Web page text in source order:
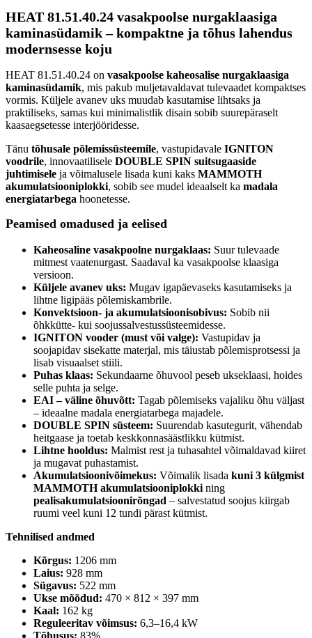
Uks avaneb:
Küljele
Kütus:
Puu
Soojasalvestus element:
Vastab normidele:
15a B–VG, Din +, BimschV 2
Garantii:
2 aastat
Energiaklass:
VÄHEM INFOT
HEAT 81.51.40.24 vasakpoolse nurgaklaasiga
kaminasüdamik – kompaktne ja tõhus lahendus
modernsesse koju
HEAT 81.51.40.24 on vasakpoolse kaheosalise nurgaklaasiga
kaminasüdamik, mis pakub muljetavaldavat tulevaadet kompaktses
vormis. Küljele avanev uks muudab kasutamise lihtsaks ja
praktiliseks, samas kui minimalistlik disain sobib suurepäraselt
kaasaegsetesse interjööridesse.
Tänu tõhusale põlemissüsteemile, vastupidavale IGNITON
voodrile, innovaatilisele DOUBLE SPIN suitsugaaside
juhtimisele ja võimalusele lisada kuni kaks MAMMOTH
akumulatsiooniplokki, sobib see mudel ideaalselt ka madala
energiatarbega hoonetesse.
Peamised omadused ja eelised
Kaheosaline vasakpoolne nurgaklaas: Suur tulevaade
mitmest vaatenurgast. Saadaval ka vasakpoolse klaasiga
versioon.
Küljele avanev uks: Mugav igapäevaseks kasutamiseks ja
lihtne ligipääs põlemiskambrile.
Konvektsioon- ja akumulatsioonisobivus: Sobib nii
õhkkütte- kui soojussalvestussüsteemidesse.
IGNITON vooder (must või valge): Vastupidav ja
soojapidav sisekatte materjal, mis täiustab põlemisprotsessi ja
lisab visuaalset stiili.
Puhas klaas: Sekundaarne õhuvool peseb ukseklaasi, hoides
selle puhta ja selge.
EAI – väline õhuvõtt: Tagab põlemiseks vajaliku õhu väljast
– ideaalne madala energiatarbega majadele.
DOUBLE SPIN süsteem: Suurendab kasutegurit, vähendab
heitgaase ja toetab keskkonnasäästlikku kütmist.
Lihtne hooldus: Malmist rest ja tuhasahtel võimaldavad kiiret
ja mugavat puhastamist.
Akumulatsioonivõimekus: Võimalik lisada kuni 3 külgmist
MAMMOTH akumulatsiooniplokki ning
pealisakumulatsioonirõngad – salvestatud soojus kiirgab
ruumi veel kuni 12 tundi pärast kütmist.
Tehnilised andmed
Kõrgus: 1206 mm
Laius: 928 mm
Sügavus: 522 mm
Ukse mõõdud: 470 × 812 × 397 mm
Kaal: 162 kg
Reguleeritav võimsus: 6,3–16,4 kW
Tõhusus: 83%